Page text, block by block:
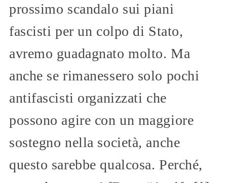
prossimo scandalo sui piani
fascisti per un colpo di Stato,
avremo guadagnato molto. Ma
anche se rimanessero solo pochi
antifascisti organizzati che
possono agire con un maggiore
sostegno nella società, anche
questo sarebbe qualcosa. Perché,